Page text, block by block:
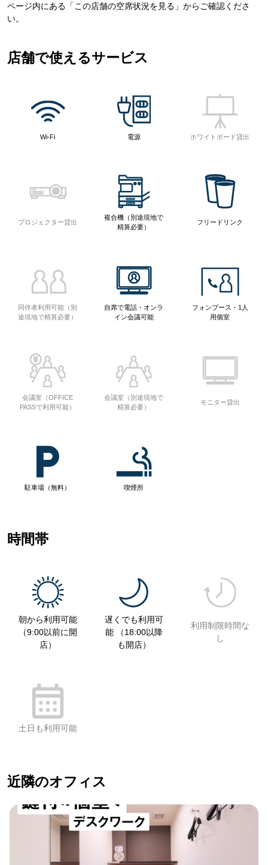
ページ内にある「この店舗の空席状況を見る」からご確認くださ
い。
店舗で使えるサービス
Wi-Fi 電源 ホワイトボード貸出
プロジェクター貸出
複合機（別途現地で
精算必要）
フリードリンク
同伴者利用可能（別
途現地で精算必要）
自席で電話・オンラ
イン会議可能
フォンブース・1人
用個室
会議室（OFFICE
PASSで利用可能）
会議室（別途現地で
精算必要）
モニター貸出
駐車場（無料） 喫煙所
時間帯
朝から利用可能
（9:00以前に開
店）
遅くでも利用可
能 （18:00以降
も開店）
利用制限時間な
し
土日も利用可能
近隣のオフィス